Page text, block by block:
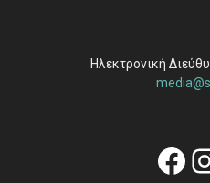
Ηλεκτρονική